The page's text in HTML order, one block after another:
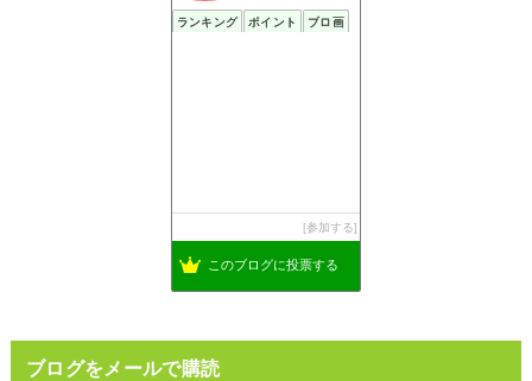
ランキング ポイント ブロ画
参加する
このブログに投票する
ブログをメールで購読